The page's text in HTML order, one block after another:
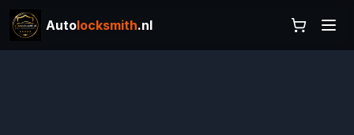
Autolocksmith.nl